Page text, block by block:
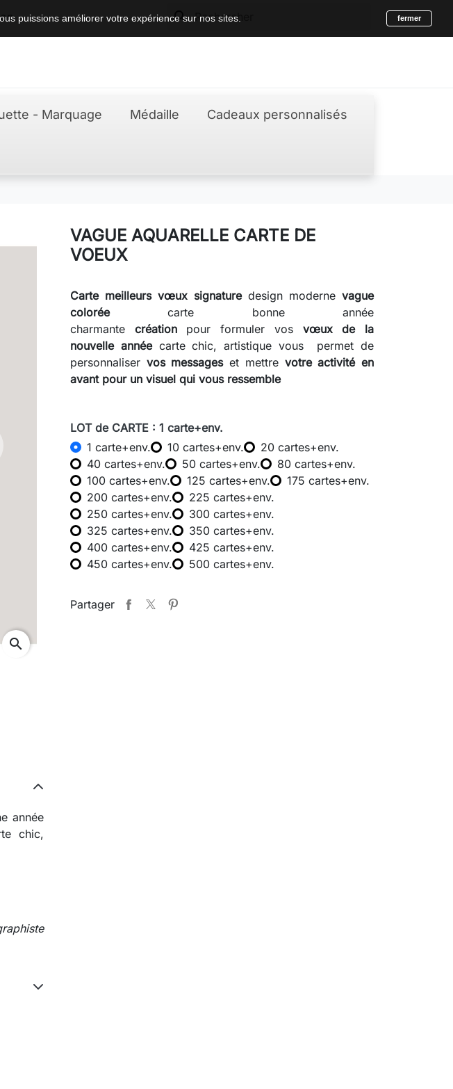
search
- Marquage Médaille Cadeaux personnalisés
search
VAGUE AQUARELLE CARTE DE
VOEUX
Carte meilleurs vœux signature design moderne vague
coloréecarte bonne année
charmante créationpour formuler vos vœux de la
nouvelle année carte chic, artistique vous permet de
personnaliser vos messageset mettre votre activité en
avant pour un visuel qui vous ressemble
LOT de CARTE : 1 carte+env.
1 carte+env.
10 cartes+env.
20 cartes+env.
40 cartes+env.
50 cartes+env.
80 cartes+env.
100 cartes+env.
125 cartes+env.
175 cartes+env.
200 cartes+env.
225 cartes+env.
250 cartes+env.
300 cartes+env.
325 cartes+env.
350 cartes+env.
400 cartes+env.
425 cartes+env.
450 cartes+env.
500 cartes+env.
Partager
année
chic,
puissions améliorer votre expérience sur nos sites. fermer